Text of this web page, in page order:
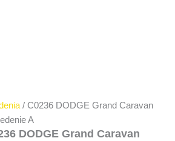
/ C0236 DODGE Grand Caravan
A
DODGE Grand Caravan